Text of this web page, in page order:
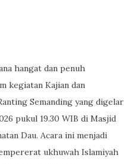
hangat dan penuh
kegiatan Kajian dan
Semanding yang digelar
pukul 19.30 WIB di Masjid
Dau. Acara ini menjadi
ukhuwah Islamiyah